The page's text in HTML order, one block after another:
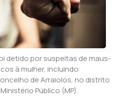
detido por suspeitas de maus-
à mulher, incluindo
de Arraiolos, no distrito
Público (MP).